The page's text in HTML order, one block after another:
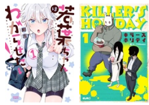
必要ポイント：720